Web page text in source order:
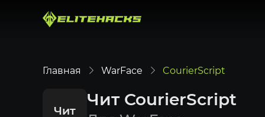
Главная WarFace CourierScript
Чит
Чит CourierScript